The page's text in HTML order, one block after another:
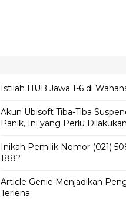
Istilah HUB Jawa 1-6 di
Akun Ubisoft Tiba-Tiba
Panik, Ini yang Perlu Dilakukan
Inikah Pemilik Nomor (021)
188?
Article Genie Menjadikan
Terlena